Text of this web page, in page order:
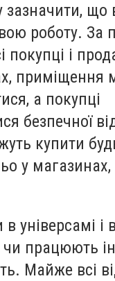
зазначити, що
роботу. За
покупці і
приміщення
а покупці
безпечної
купити
у магазинах,
універсамі і
чи працюють
Майже всі